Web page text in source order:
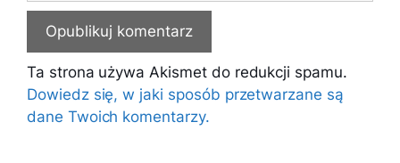
Ta strona używa Akismet do redukcji spamu.
Dowiedz się, w jaki sposób przetwarzane są
dane Twoich komentarzy.